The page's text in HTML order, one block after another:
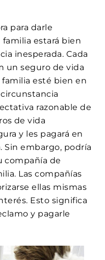
para darle
estará bien
inesperada. Cada
un seguro de vida
familia esté bien en
razonable de
de vida
y les pagará en
Sin embargo, podría
compañía de
Las compañías
ellas mismas
Esto significa
y pagarle